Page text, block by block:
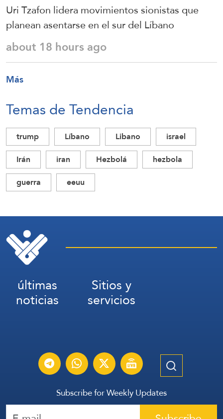
Uri Tzafon lidera movimientos sionistas que
planean asentarse en el sur del Líbano
about 18 hours ago
Más
Temas de Tendencia
trump Líbano Libano
israel
Irán
iran Hezbolá
hezbola
guerra
eeuu
últimas
noticias
Sitios y
servicios
Subscribe for Weekly Updates